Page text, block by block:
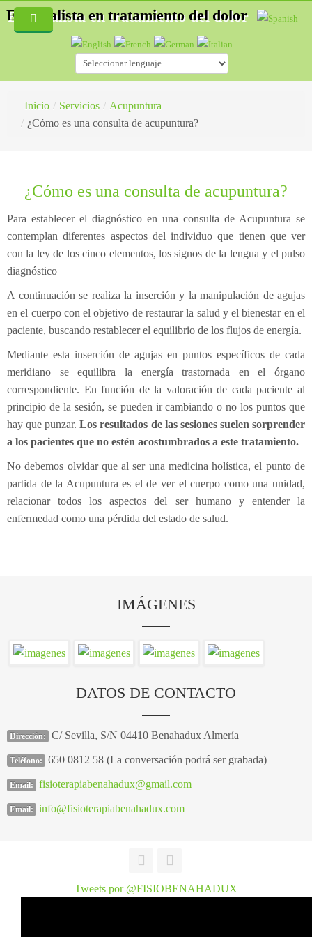
Servicios
Especialidades
Accidentes de tráfico
Osteopatía deportiva
Lesiones deportivas
Acupuntura
Fisioterapia
Pediatría
Contracturas
Migrañas
Tendinitis
¿Cómo es una consulta de fisioterapia?
Acupuntura
¿Qué es la Acupuntura?
¿Cómo es una consulta de acupuntura?
Auriculoterapia
Osteopatía
¿Qué es la esteopatía?
¿Cómo trata un osteópata?
¿Cómo es una consulta de osteopatía?
¿Cuándo acudir a un osteópata?
Osteopatía pedriática
¿Con qué edad puede ir el niño al osteópata?
¿Qué tipo de síntomas ha de presentar que nos llamen
la atención?
Osteopatía en el embarazo
Osteopatía deportiva
Osteopatía odontológica
Osteopatía en las artes y la música
Patologías
Masaje Terapéutico
Drenaje Linfático manual
Electroterapia
Flexión-distracción Lumbar
Readaptación deportiva
Fibrolisis diacutanea
Ecografía
EPI - Epte
Especialista en tratamiento del dolor
Inicio / Servicios / Acupuntura
/ ¿Cómo es una consulta de acupuntura?
¿Cómo es una consulta de acupuntura?
Para establecer el diagnóstico en una consulta de Acupuntura se
contemplan diferentes aspectos del individuo que tienen que ver
con la ley de los cinco elementos, los signos de la lengua y el pulso
diagnóstico
A continuación se realiza la inserción y la manipulación de agujas
en el cuerpo con el objetivo de restaurar la salud y el bienestar en el
paciente, buscando restablecer el equilibrio de los flujos de energía.
Mediante esta inserción de agujas en puntos específicos de cada
meridiano se equilibra la energía trastornada en el órgano
correspondiente. En función de la valoración de cada paciente al
principio de la sesión, se pueden ir cambiando o no los puntos que
hay que punzar.Los resultados de las sesiones suelen sorprender
a los pacientes que no estén acostumbrados a este tratamiento.
No debemos olvidar que al ser una medicina holística, el punto de
partida de la Acupuntura es el de ver el cuerpo como una unidad,
relacionar todos los aspectos del ser humano y entender la
enfermedad como una pérdida del estado de salud.
IMÁGENES
DATOS DE CONTACTO
Dirección: C/ Sevilla, S/N 04410 Benahadux Almería
Teléfono: 650 0812 58 (La conversación podrá ser grabada)
Email: fisioterapiabenahadux@gmail.com
Email: info@fisioterapiabenahadux.com
Tweets por @FISIOBENAHADUX